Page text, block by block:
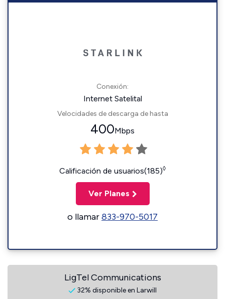
Conexión:
Internet Satelital
Velocidades de descarga de hasta
400Mbps
Calificación de usuarios(185)◊
Ver Planes
o llamar833-970-5017
LigTel Communications
32% disponible en Larwill